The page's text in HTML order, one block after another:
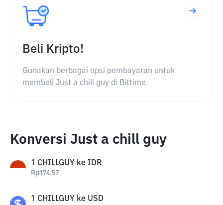
Beli Kripto!
Gunakan berbagai opsi pembayaran untuk
membeli Just a chill guy di Bittime.
Konversi Just a chill guy
1 CHILLGUY ke IDR
Rp174.57
1 CHILLGUY ke USD